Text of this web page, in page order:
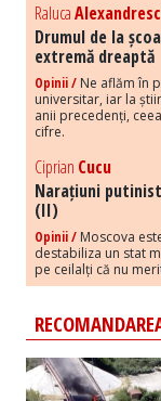
Raluca
Drumul de la
extremă dreaptă
Opinii / Ne aflăm în
universitar, iar la
anii precedenți,
cifre.
Ciprian Cucu
Narațiuni
(II)
Opinii / Moscova
destabiliza un stat
pe ceilalți că nu